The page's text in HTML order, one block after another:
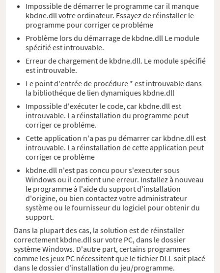
Impossible de démarrer le programme car il manque
kbdne.dll votre ordinateur. Essayez de réinstaller le
programme pour corriger ce probléme
Problème lors du démarrage de kbdne.dll Le module
spécifié est introuvable.
Erreur de chargement de kbdne.dll. Le module spécifié
est introuvable.
Le point d'entrée de procédure * est introuvable dans
la bibliothéque de lien dynamiques kbdne.dll
Impossible d'exécuter le code, car kbdne.dll est
introuvable. La réinstallation du programme peut
corriger ce probléme.
Cette application n'a pas pu démarrer car kbdne.dll est
introuvable. La réinstallation de cette application peut
corriger ce problème
kbdne.dll n'est pas concu pour s'executer sous
Windows ou il contient une erreur. Installez à nouveau
le programme à l'aide du support d'installation
d'origine, ou bien contactez votre administrateur
système ou le fournisseur du logiciel pour obtenir du
support.
Dans la plupart des cas, la solution est de réinstaller
correctement kbdne.dll sur votre PC, dans le dossier
système Windows. D'autre part, certains programmes
comme les jeux PC nécessitent que le fichier DLL soit placé
dans le dossier d'installation du jeu/programme.